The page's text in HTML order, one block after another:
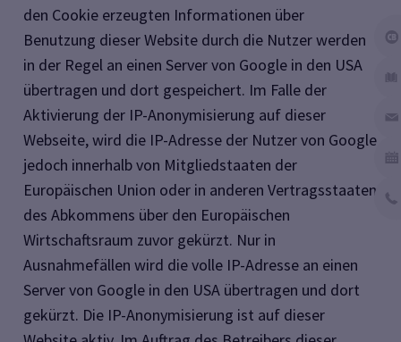
den Cookie erzeugten Informationen über
Benutzung dieser Website durch die Nutzer werden
in der Regel an einen Server von Google in den USA
übertragen und dort gespeichert. Im Falle der
Aktivierung der IP-Anonymisierung auf dieser
Webseite, wird die IP-Adresse der Nutzer von Google
jedoch innerhalb von Mitgliedstaaten der
Europäischen Union oder in anderen Vertragsstaaten
des Abkommens über den Europäischen
Wirtschaftsraum zuvor gekürzt. Nur in
Ausnahmefällen wird die volle IP-Adresse an einen
Server von Google in den USA übertragen und dort
gekürzt. Die IP-Anonymisierung ist auf dieser